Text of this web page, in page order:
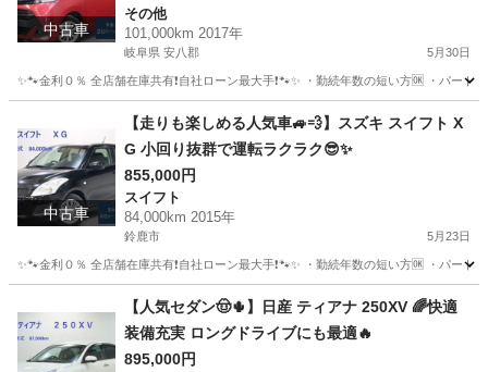
中古車
その他
101,000km 2017年
岐阜県 安八郡 5月30日
✨🐾金利０％ 全店舗在庫共有❗️自社ローン最大手❗️🐾✨ ・勤続年数の短い方🆗 ・パー
その他 タンク
中古車
【走りも楽しめる人気車🚙💨】スズキ スイフト X
G 小回り抜群で運転ラクラク😎✨
855,000円
スイフト
84,000km 2015年
鈴鹿市 5月23日
✨🐾金利０％ 全店舗在庫共有❗️自社ローン最大手❗️🐾✨ ・勤続年数の短い方🆗 ・パー
スイフト オトロン
【人気セダン🤠🌵】日産 ティアナ 250XV 🌈快適
装備充実 ロングドライブにも最適🔥
895,000円